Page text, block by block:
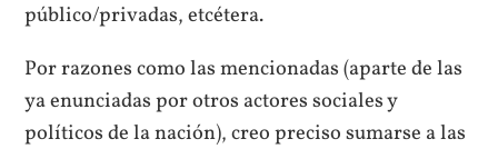
público/privadas, etcétera.
Por razones como las mencionadas (aparte de las
ya enunciadas por otros actores sociales y
políticos de la nación), creo preciso sumarse a las